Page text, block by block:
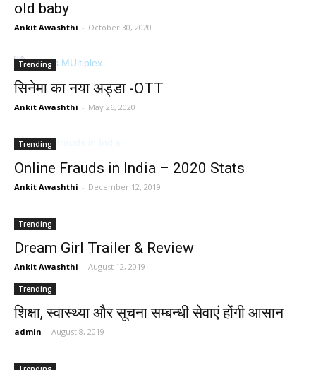
old baby
Ankit Awashthi - October 30, 2020
Trending
सिनेमा का नया अड्डा -OTT
Ankit Awashthi - May 26, 2020
Trending
Online Frauds in India – 2020 Stats
Ankit Awashthi - December 12, 2019
Trending
Dream Girl Trailer & Review
Ankit Awashthi - August 12, 2019
Trending
शिक्षा, स्वास्थ्या और सूचना सम्बन्धी सेवाएं होंगी आसान
admin - August 8, 2019